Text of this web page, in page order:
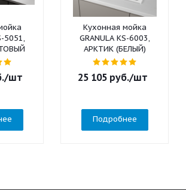
5051,
/шт
Кухонная мойка
GRANULA KS-6003,
АРКТИК (БЕЛЫЙ)
25 105 руб./шт
Подробнее